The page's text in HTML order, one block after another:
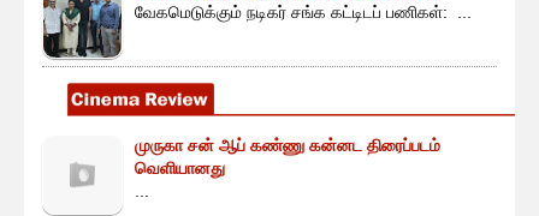
வேகமெடுக்கும் நடிகர் சங்க கட்டிடப் பணிகள்: ...
முருகா சன் ஆப் கண்ணு கன்னட திரைப்படம்
வெளியானது